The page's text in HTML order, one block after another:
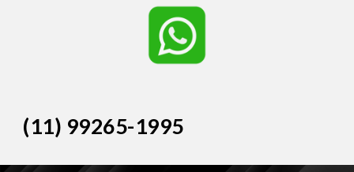
(11) 99265-1995